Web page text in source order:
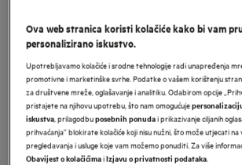
TE7PB63ZAB
AEG 7000 MealAssist
pećnica
Informacijski list proizvoda
Ova web stranica koristi kolačiće kako bi vam
personalizirano iskustvo.
Upotrebljavamo kolačiće i srodne tehnologije radi unapređenja
promotivne i marketinške svrhe. Podatke o vašem korištenju
za društvene mreže, oglašavanje i analitiku. Odabirom opcije
pristajete na njihovu upotrebu, što nam omogućuje
iskustva, prilagodbuposebnih ponudai prikazivanje ciljanih
prihvaćanja” blokirate kolačiće koji nisu nužni, što može utjecati na
pregledavanja i usluge koje vam možemo ponuditi. Za više
Obavijest o kolačićimaiIzjavu o privatnosti podataka.